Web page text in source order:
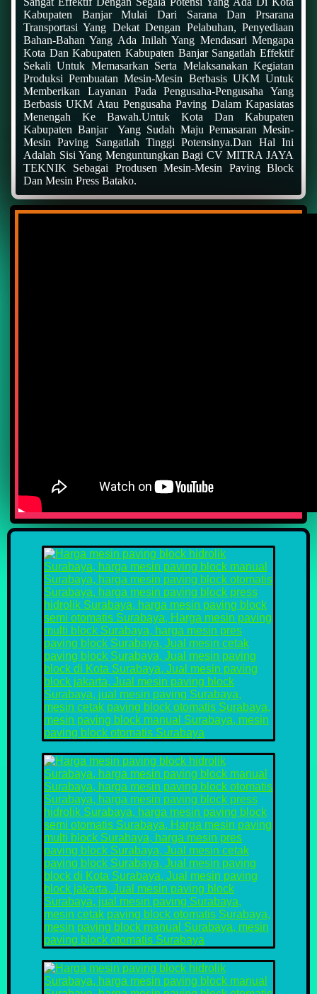
Kabupaten Banjar Mulai Dari Sarana Dan Prsarana
Transportasi Yang Dekat Dengan Pelabuhan, Penyediaan
Bahan-Bahan Yang Ada Inilah Yang Mendasari Mengapa
Kota Dan Kabupaten Kabupaten Banjar Sangatlah Effektif
Sekali Untuk Memasarkan Serta Melaksanakan Kegiatan
Produksi Pembuatan Mesin-Mesin Berbasis UKM Untuk
Memberikan Layanan Pada Pengusaha-Pengusaha Yang
Berbasis UKM Atau Pengusaha Paving Dalam Kapasiatas
Menengah Ke Bawah.Untuk Kota Dan Kabupaten
Kabupaten Banjar Yang Sudah Maju Pemasaran Mesin-
Mesin Paving Sangatlah Tinggi Potensinya.dan Hal Ini
Adalah Sisi Yang Menguntungkan Bagi CV MITRA JAYA
TEKNIK Sebagai Produsen Mesin-Mesin Paving Block
Dan Mesin Press Batako.